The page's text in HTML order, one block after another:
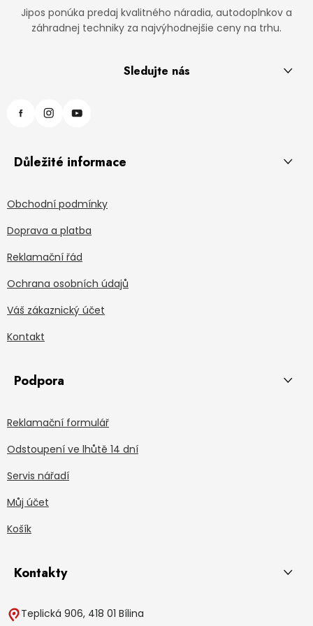
Jipos ponúka predaj kvalitného náradia, autodoplnkov a
záhradnej techniky za najvýhodnejšie ceny na trhu.
Sledujte nás
Důležité informace
Obchodní podmínky
Doprava a platba
Reklamační řád
Ochrana osobních údajů
Váš zákaznický účet
Kontakt
Podpora
Reklamační formulář
Odstoupení ve lhůtě 14 dní
Servis nářadí
Můj účet
Košík
Kontakty
Teplická 906, 418 01 Bílina